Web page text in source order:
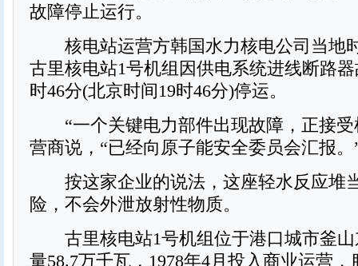
故障停止运行。
核电站运营方韩国水力核电公司当地
古里核电站1号机组因供电系统进线断路
时46分(北京时间19时46分)停运。
“一个关键电力部件出现故障，正接受
营商说，“已经向原子能安全委员会汇报。
按这家企业的说法，这座轻水反应堆
险，不会外泄放射性物质。
古里核电站1号机组位于港口城市釜山
量58.7万千瓦，1978年4月投入商业运营